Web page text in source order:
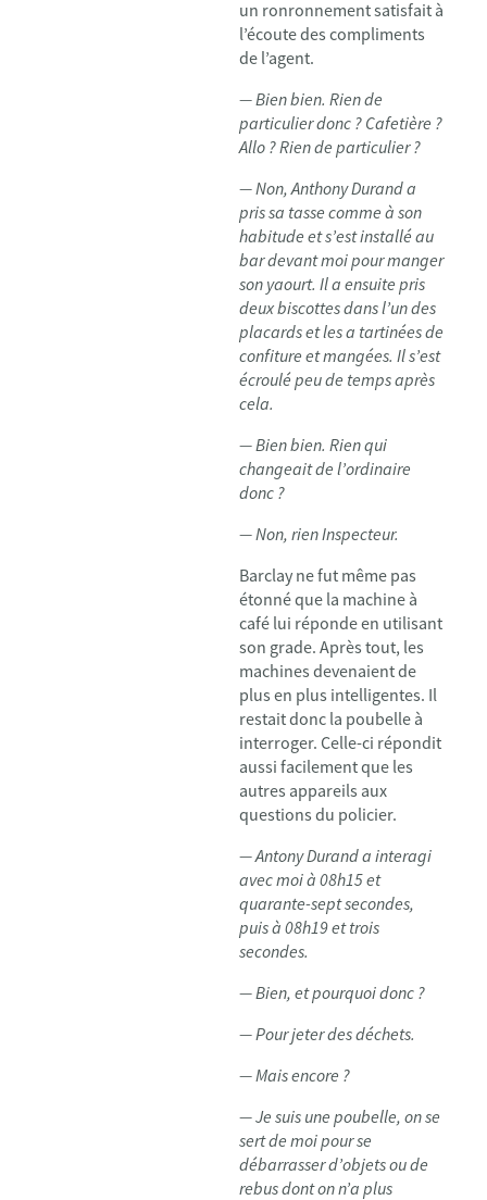
un ronronnement satisfait à
l’écoute des compliments
de l’agent.
— Bien bien. Rien de
particulier donc ? Cafetière ?
Allo ? Rien de particulier ?
— Non, Anthony Durand a
pris sa tasse comme à son
habitude et s’est installé au
bar devant moi pour manger
son yaourt. Il a ensuite pris
deux biscottes dans l’un des
placards et les a tartinées de
confiture et mangées. Il s’est
écroulé peu de temps après
cela.
— Bien bien. Rien qui
changeait de l’ordinaire
donc ?
— Non, rien Inspecteur.
Barclay ne fut même pas
étonné que la machine à
café lui réponde en utilisant
son grade. Après tout, les
machines devenaient de
plus en plus intelligentes. Il
restait donc la poubelle à
interroger. Celle-ci répondit
aussi facilement que les
autres appareils aux
questions du policier.
— Antony Durand a interagi
avec moi à 08h15 et
quarante-sept secondes,
puis à 08h19 et trois
secondes.
— Bien, et pourquoi donc ?
— Pour jeter des déchets.
— Mais encore ?
— Je suis une poubelle, on se
sert de moi pour se
débarrasser d’objets ou de
rebus dont on n’a plus